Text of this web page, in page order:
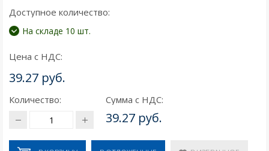
Доступное количество:
На складе 10 шт.
Цена с НДС:
39.27 руб.
Количество: Сумма с НДС:
39.27 руб.